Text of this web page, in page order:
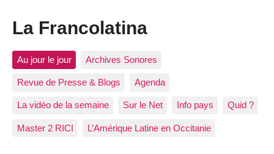
La Francolatina
Au jour le jour Archives Sonores
Revue de Presse & Blogs Agenda
La vidéo de la semaine Sur le Net Info pays Quid ?
Master 2 RICI L’Amérique Latine en Occitanie